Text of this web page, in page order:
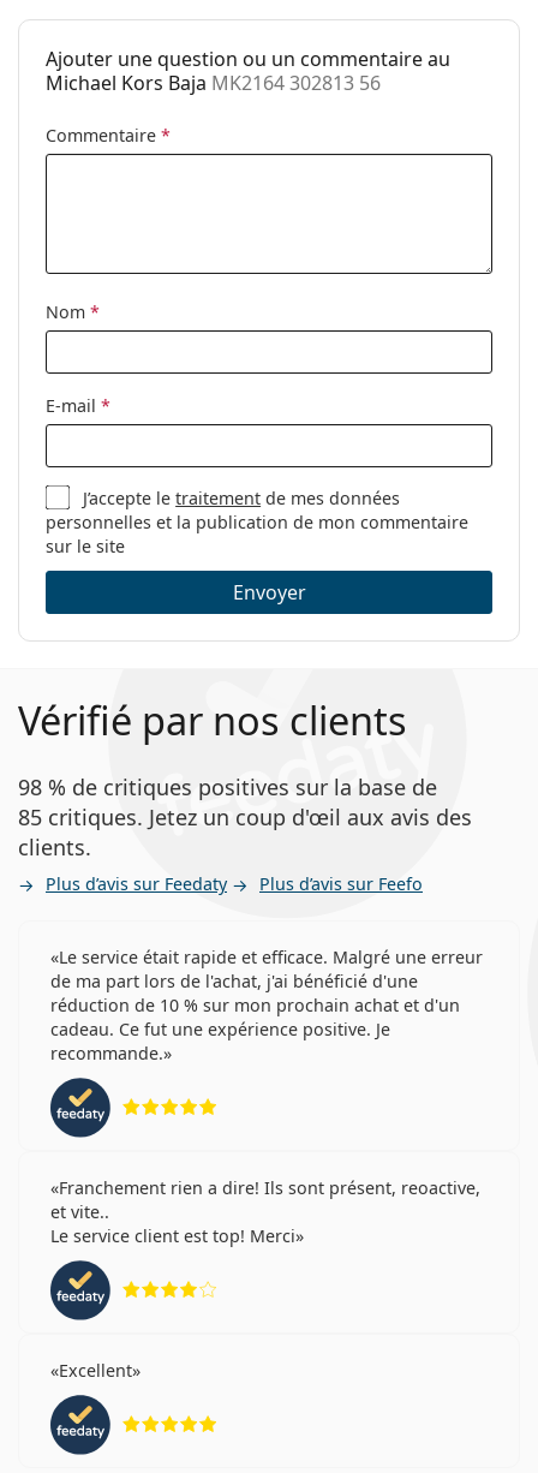
Catégorie:
Lunettes de soleil
Marque:
Michael Kors
Code:
Ajouter une question ou un commentaire au
Michael Kors Baja MK2164 302813 56
Commentaire *
Nom *
E-mail *
J’accepte letraitement de mes données
personnelles et la publication de mon commentaire
sur le site
Envoyer
Vérifié par nos clients
98 % de critiques positives sur la base de
85 critiques. Jetez un coup d'œil aux avis des
clients.
Plus d’avis sur Feedaty Plus d’avis sur Feefo
Le service était rapide et efficace. Malgré une erreur
de ma part lors de l'achat, j'ai bénéficié d'une
réduction de 10 % sur mon prochain achat et d'un
cadeau. Ce fut une expérience positive. Je
recommande.
Franchement rien a dire! Ils sont présent, reoactive,
et vite..
Le service client est top! Merci
Excellent